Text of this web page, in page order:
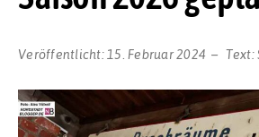
Veröffentlicht: 15. Februar 2024 Text: